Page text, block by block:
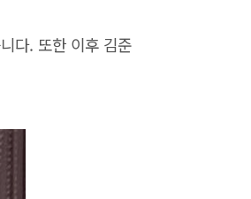
다. 또한 이후 김준